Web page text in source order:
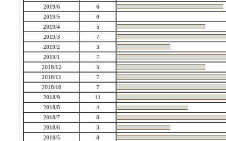
2019/6
6
2019/5
0
2019/4
5
2019/3
7
2019/2
3
2019/1
7
2018/12
5
2018/11
7
2018/10
7
2018/9
11
2018/8
4
2018/7
8
2018/6
3
2018/5
8